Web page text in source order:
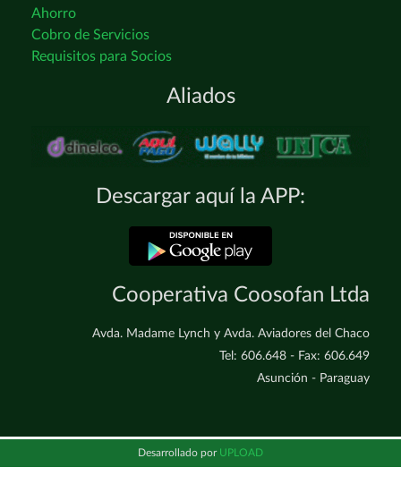
Ahorro
Cobro de Servicios
Requisitos para Socios
Aliados
Descargar aquí la APP:
Cooperativa Coosofan Ltda
Avda. Madame Lynch y Avda. Aviadores del Chaco
Tel: 606.648 - Fax: 606.649
Asunción - Paraguay
Desarrollado por UPLOAD